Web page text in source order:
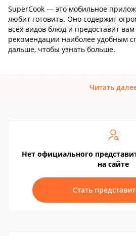
SuperCook — это мобильное
любит готовить. Оно содержит
всех видов блюд и предоставит
рекомендации наиболее удобным
дальше, чтобы узнать больше.
Читать
Нет официального
на сайте
Стать